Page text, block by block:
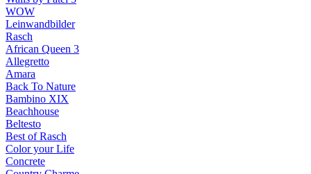
WOW
Leinwandbilder
Rasch
African Queen 3
Allegretto
Amara
Back To Nature
Bambino XIX
Beachhouse
Beltesto
Best of Rasch
Color your Life
Concrete